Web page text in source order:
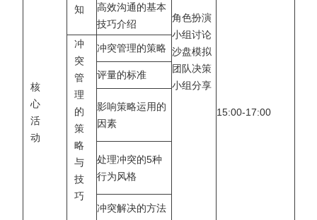
核
心
活
动
知
角色扮演
小组讨论
沙盘模拟
团队决策
小组分享
15:00-17:00
高效沟通的基本
技巧介绍
冲
突
管
理
的
策
略
与
技
巧
冲突管理的策略
评量的标准
影响策略运用的
因素
处理冲突的5种
行为风格
冲突解决的方法